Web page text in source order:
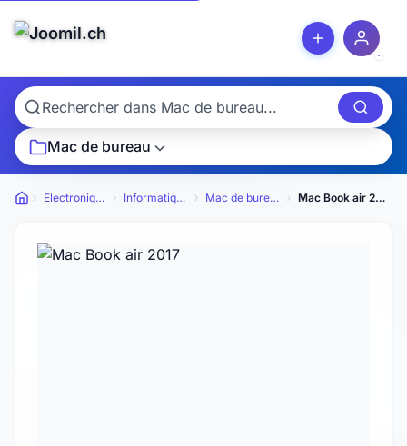
Mac de bureau
Petites annonces
Electronique Informatique Mac de bureau Mac Book air 2017